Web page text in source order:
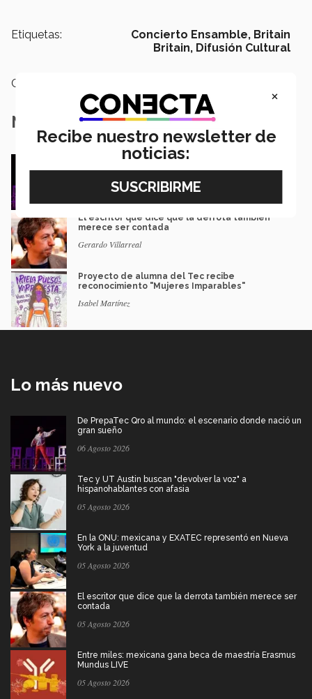
Etiquetas: Concierto Ensamble, Britain
Britain, Difusión Cultural
Categoría:
Notas Relacionadas
De PrepaTec Qro al mundo: el escenario
donde nació un gran sueño
Rafael Luna
El escritor que dice que la derrota también
merece ser contada
Gerardo Villarreal
Proyecto de alumna del Tec recibe
reconocimiento "Mujeres Imparables"
Isabel Martínez
Lo más nuevo
De PrepaTec Qro al mundo: el escenario donde nació un
gran sueño
06 Agosto 2026
Tec y UT Austin buscan "devolver la voz" a
hispanohablantes con afasia
05 Agosto 2026
En la ONU: mexicana y EXATEC representó en Nueva
York a la juventud
05 Agosto 2026
El escritor que dice que la derrota también merece ser
contada
05 Agosto 2026
Entre miles: mexicana gana beca de maestría Erasmus
Mundus LIVE
05 Agosto 2026
×
Recibe nuestro newsletter de
noticias: